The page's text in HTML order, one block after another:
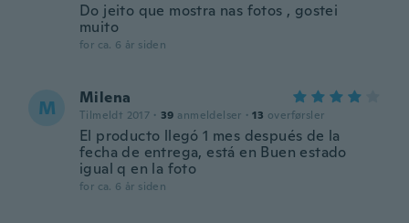
Do jeito que mostra nas fotos , gostei
muito
for ca. 6 år siden
M Milena
Tilmeldt 2017 · 39 anmeldelser · 13 overførsler
El producto llegó 1 mes después de la
fecha de entrega, está en Buen estado
igual q en la foto
for ca. 6 år siden